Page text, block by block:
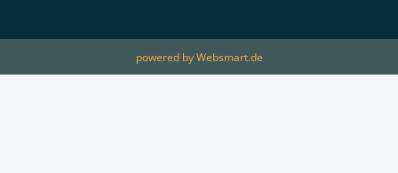
powered by Websmart.de